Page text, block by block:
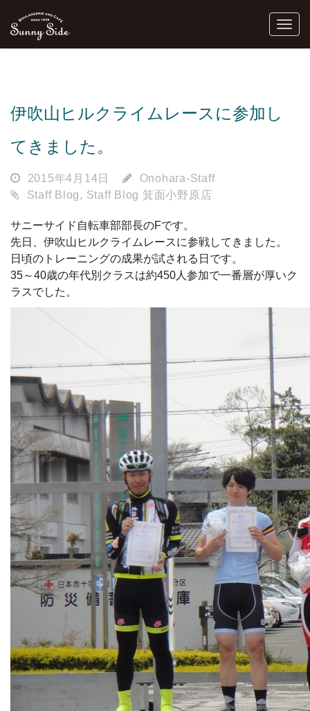
伊吹山ヒルクライムレースに参加し
てきました。
2015年4月14日
Onohara-Staff
Staff Blog, Staff Blog 箕面小野原店
サニーサイド自転車部部長のFです。
先日、伊吹山ヒルクライムレースに参戦してきました。
日頃のトレーニングの成果が試される日です。
35～40歳の年代別クラスは約450人参加で一番層が厚いク
ラスでした。